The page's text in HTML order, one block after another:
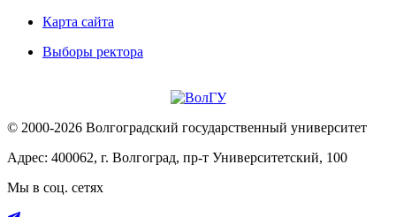
Карта сайта
Выборы ректора
© 2000-2026 Волгоградский государственный университет
Адрес: 400062, г. Волгоград, пр-т Университетский, 100
Мы в соц. сетях